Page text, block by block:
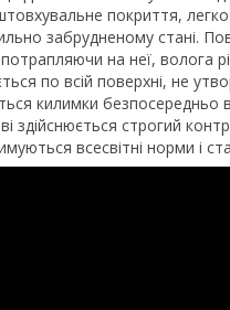
покриття,
забрудненому стані.
на неї, волога
по всій поверхні, не
килимки безпосередньо
здійснюється строгий
всесвітні норми і